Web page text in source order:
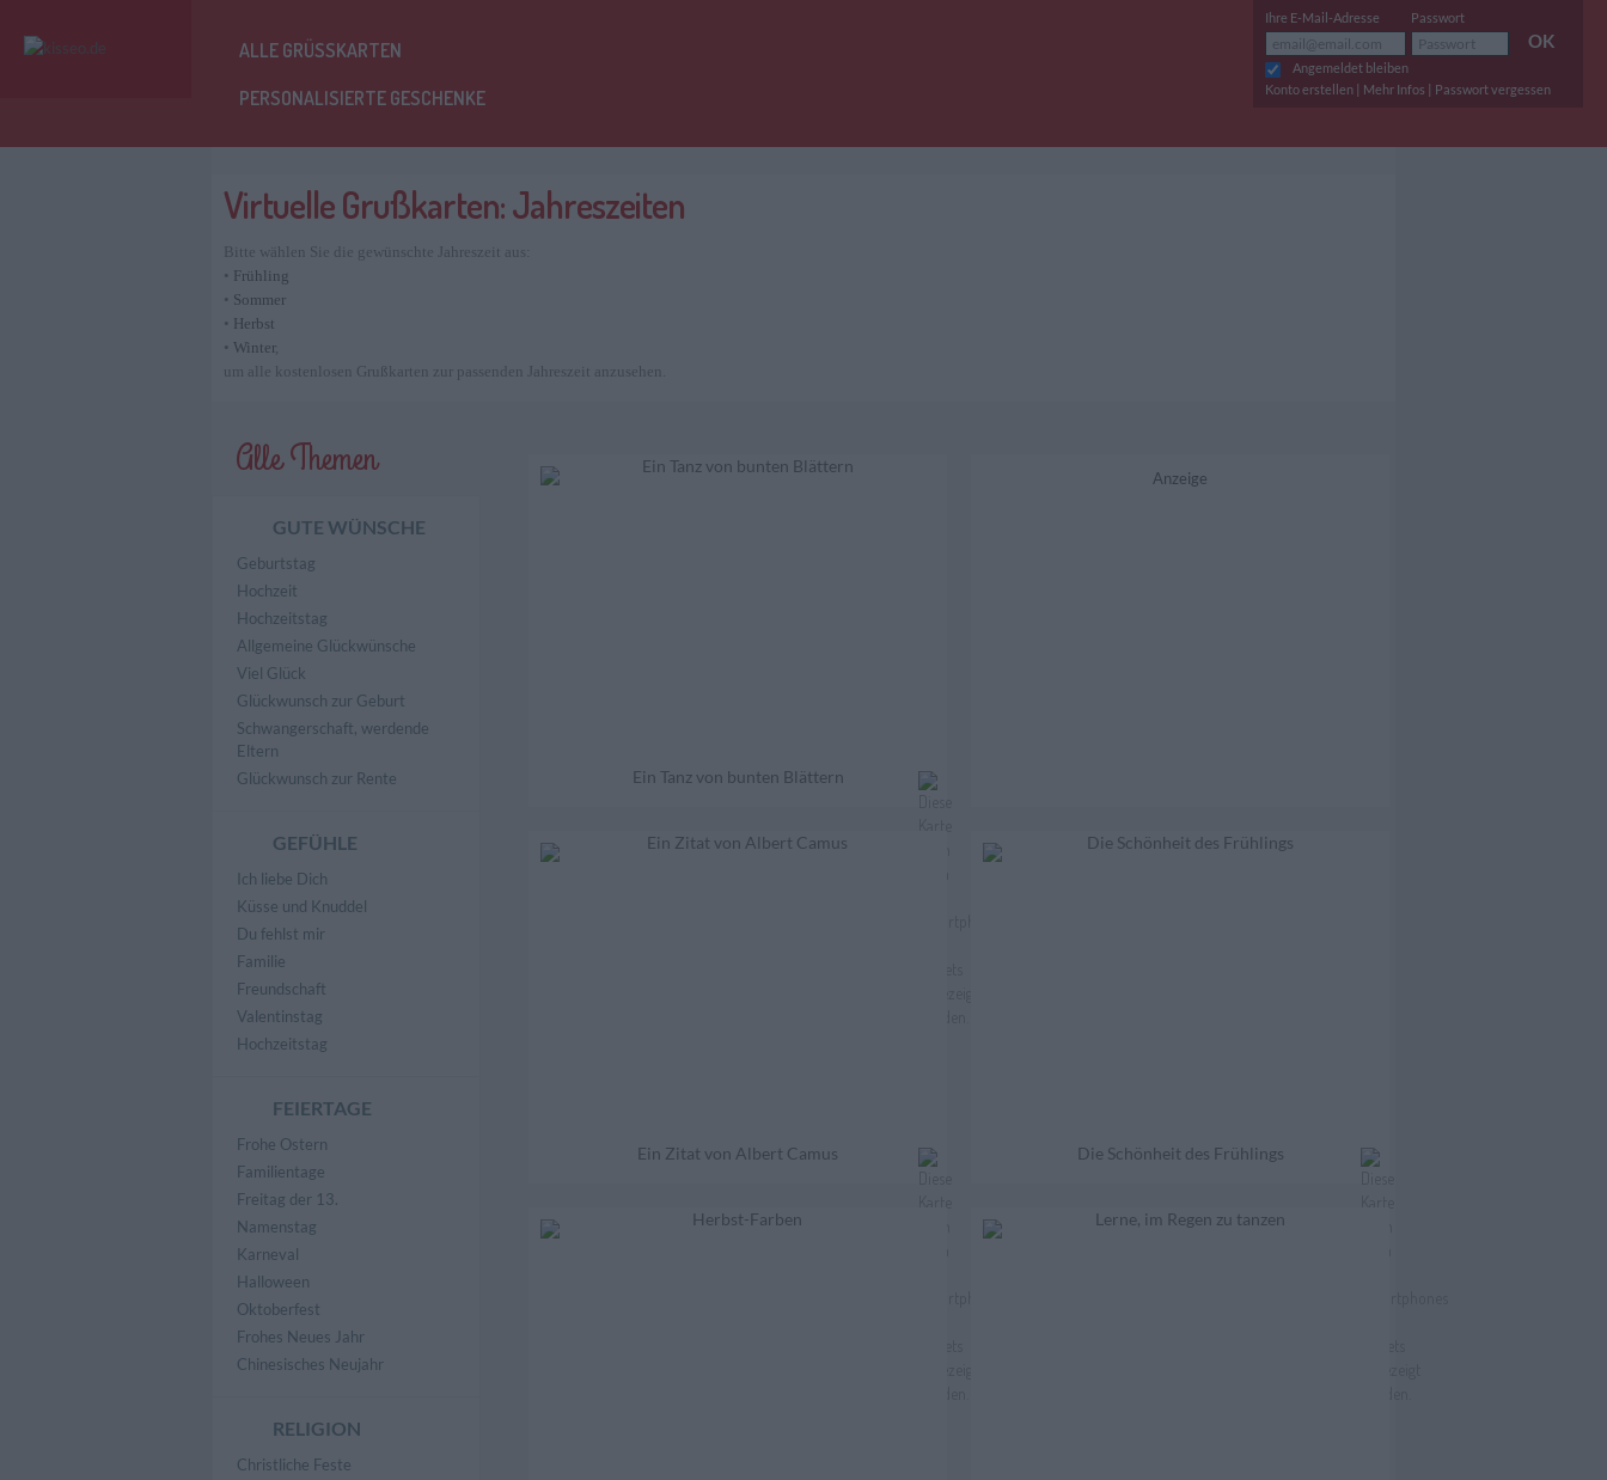
ALLE GRÜSSKARTEN
PERSONALISIERTE GESCHENKE
Ihre E-Mail-Adresse Passwort
OK
Angemeldet bleiben
Konto erstellen | Mehr Infos | Passwort vergessen
Virtuelle Grußkarten: Jahreszeiten
Bitte wählen Sie die gewünschte Jahreszeit aus:
• Frühling
• Sommer
• Herbst
• Winter,
um alle kostenlosen Grußkarten zur passenden Jahreszeit anzusehen.
Alle Themen
GUTE WÜNSCHE
Geburtstag
Hochzeit
Hochzeitstag
Allgemeine Glückwünsche
Viel Glück
Glückwunsch zur Geburt
Schwangerschaft, werdende
Eltern
Glückwunsch zur Rente
GEFÜHLE
Ich liebe Dich
Küsse und Knuddel
Du fehlst mir
Familie
Freundschaft
Valentinstag
Hochzeitstag
FEIERTAGE
Frohe Ostern
Familientage
Freitag der 13.
Namenstag
Karneval
Halloween
Oktoberfest
Frohes Neues Jahr
Chinesisches Neujahr
RELIGION
Christliche Feste
Ein Tanz von bunten Blättern
Anzeige
Ein Zitat von Albert Camus Die Schönheit des Frühlings